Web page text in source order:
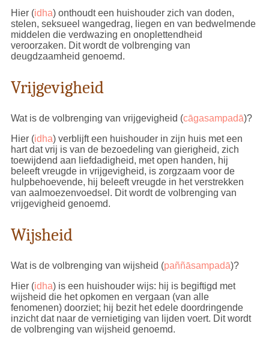
Hier (idha) onthoudt een huishouder zich van doden,
stelen, seksueel wangedrag, liegen en van bedwelmende
middelen die verdwazing en onoplettendheid
veroorzaken. Dit wordt de volbrenging van
deugdzaamheid genoemd.
Vrijgevigheid
Wat is de volbrenging van vrijgevigheid (cāgasampadā)?
Hier (idha) verblijft een huishouder in zijn huis met een
hart dat vrij is van de bezoedeling van gierigheid, zich
toewijdend aan liefdadigheid, met open handen, hij
beleeft vreugde in vrijgevigheid, is zorgzaam voor de
hulpbehoevende, hij beleeft vreugde in het verstrekken
van aalmoezenvoedsel. Dit wordt de volbrenging van
vrijgevigheid genoemd.
Wijsheid
Wat is de volbrenging van wijsheid (paññāsampadā)?
Hier (idha) is een huishouder wijs: hij is begiftigd met
wijsheid die het opkomen en vergaan (van alle
fenomenen) doorziet; hij bezit het edele doordringende
inzicht dat naar de vernietiging van lijden voert. Dit wordt
de volbrenging van wijsheid genoemd.